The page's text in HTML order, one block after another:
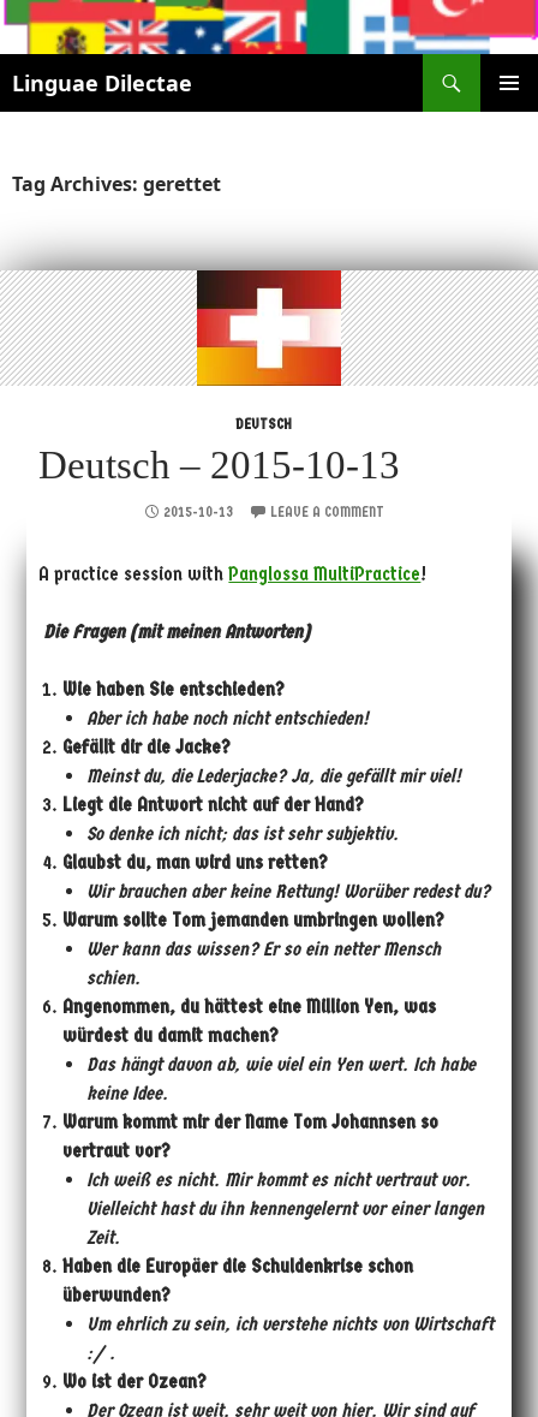
Linguae Dilectae
SKIP
Tag Archives: gerettet
DEUTSCH
Deutsch – 2015-10-13
2015-10-13 LEAVE A COMMENT
A practice session withPanglossa MultiPractice!
Die Fragen (mit meinen Antworten)
Wie haben Sie entschieden?
Aber ich habe noch nicht entschieden!
Gefällt dir die Jacke?
Meinst du, die Lederjacke? Ja, die gefällt mir viel!
Liegt die Antwort nicht auf der Hand?
So denke ich nicht; das ist sehr subjektiv.
Glaubst du, man wird uns retten?
Wir brauchen aber keine Rettung! Worüber redest du?
Warum sollte Tom jemanden umbringen wollen?
Wer kann das wissen? Erso ein netter Mensch
schien.
Angenommen, du hättest eine Million Yen, was
würdest du damit machen?
Das hängt davon ab, wie viel ein Yen wert. Ich habe
keine Idee.
Warum kommt mir der Name Tom Johannsen so
vertraut vor?
Ich weiß es nicht. Mir kommt es nicht vertraut vor.
Vielleicht hast du ihn kennengelernt vor einer langen
Zeit.
Haben die Europäer die Schuldenkrise schon
überwunden?
Um ehrlich zu sein, ich verstehe nichts von Wirtschaft
:/ .
Wo ist der Ozean?
Der Ozean ist weit, sehr weit von hier. Wir sind auf